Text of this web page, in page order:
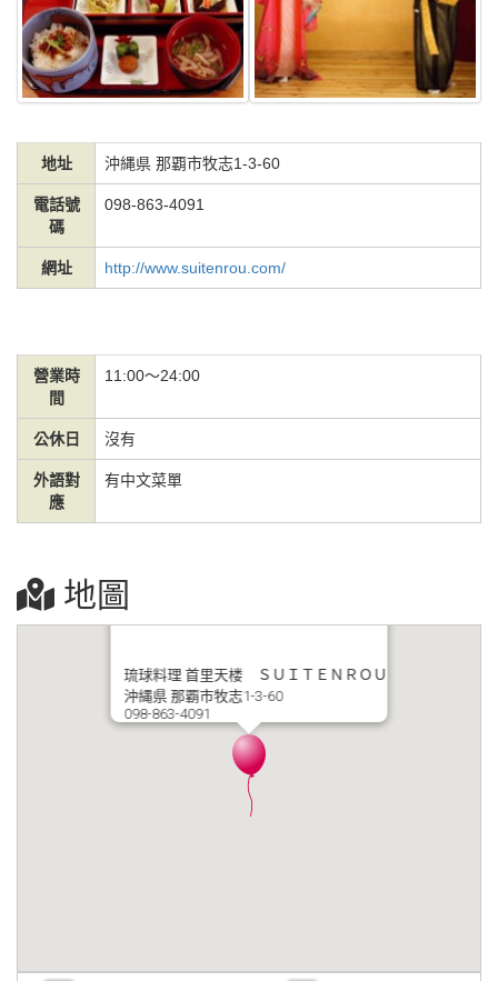
地址 沖縄県 那覇市牧志1-3-60
電話號
碼
098-863-4091
網址 http://www.suitenrou.com/
營業時
間
11:00～24:00
公休日 沒有
外語對
應
有中文菜單
地圖
琉球料理 首里天楼 ＳＵＩＴＥＮＲＯＵ
沖縄県 那覇市牧志1-3-60
098-863-4091